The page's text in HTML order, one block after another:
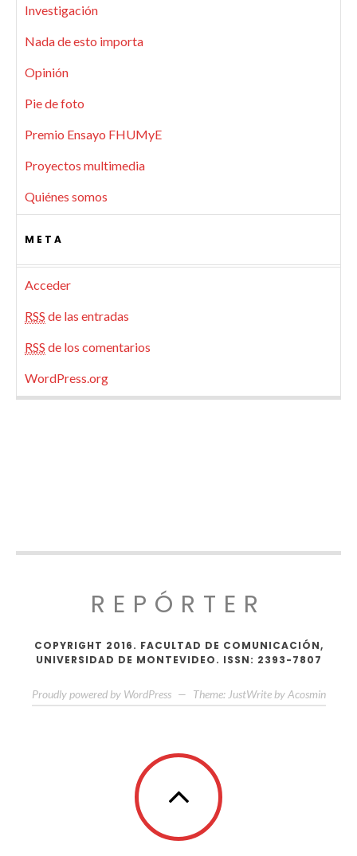
Investigación
Nada de esto importa
Opinión
Pie de foto
Premio Ensayo FHUMyE
Proyectos multimedia
Quiénes somos
META
Acceder
RSS de las entradas
RSS de los comentarios
WordPress.org
REPÓRTER
COPYRIGHT 2016. FACULTAD DE COMUNICACIÓN,
UNIVERSIDAD DE MONTEVIDEO. ISSN: 2393-7807
Proudly powered by WordPress — Theme: JustWrite by Acosmin